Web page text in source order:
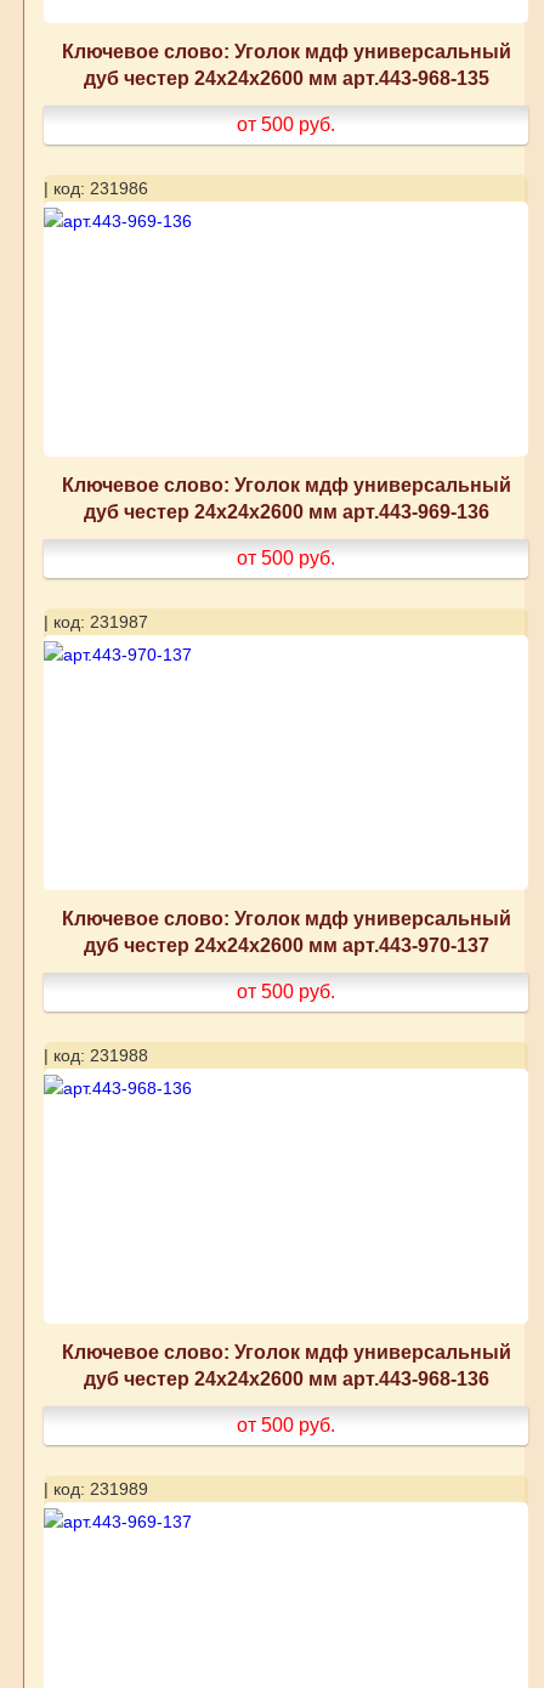
Ключевое слово: Уголок мдф универсальный
дуб честер 24x24x2600 мм арт.443-968-135
от 500 руб.
| код: 231986
Ключевое слово: Уголок мдф универсальный
дуб честер 24x24x2600 мм арт.443-969-136
от 500 руб.
| код: 231987
Ключевое слово: Уголок мдф универсальный
дуб честер 24x24x2600 мм арт.443-970-137
от 500 руб.
| код: 231988
Ключевое слово: Уголок мдф универсальный
дуб честер 24x24x2600 мм арт.443-968-136
от 500 руб.
| код: 231989